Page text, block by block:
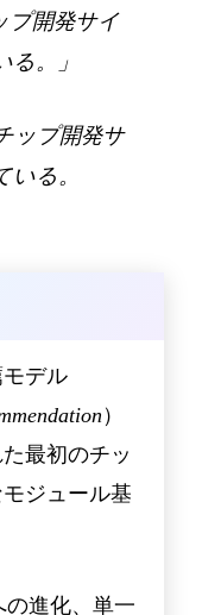
プ開発サイ
。」
ップ開発サ
る。
デル
）
最初のチッ
ジュール基
の進化、単一